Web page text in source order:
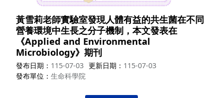
黃雪莉老師實驗室發現人體有益的共生菌在不同
營養環境中生長之分子機制，本文發表在
《Applied and Environmental
Microbiology》期刊
發布日期 115-07-03 更新日期
115-07-03
發布單位
生命科學院